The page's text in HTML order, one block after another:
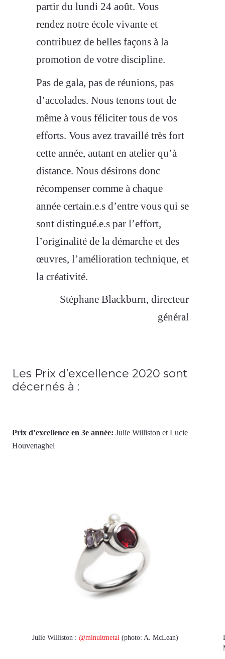
partir du lundi 24 août. Vous
rendez notre école vivante et
contribuez de belles façons à la
promotion de votre discipline.
Pas de gala, pas de réunions, pas
d’accolades. Nous tenons tout de
même à vous féliciter tous de vos
efforts. Vous avez travaillé très fort
cette année, autant en atelier qu’à
distance. Nous désirons donc
récompenser comme à chaque
année certain.e.s d’entre vous qui se
sont distingué.e.s par l’effort,
l’originalité de la démarche et des
œuvres, l’amélioration technique, et
la créativité.
Stéphane Blackburn, directeur
général
Les Prix d’excellence 2020 sont
décernés à :
Prix d’excellence en 3e année: Julie Williston et Lucie
Houvenaghel
Julie Williston : @minuitmetal (photo: A. McLean)